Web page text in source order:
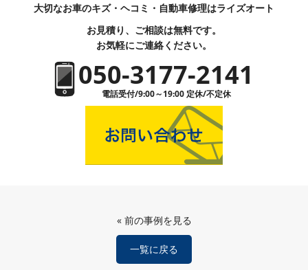
大切なお車のキズ・ヘコミ・自動車修理はライズオート
お見積り、ご相談は無料です。
お気軽にご連絡ください。
050-3177-2141
電話受付/9:00～19:00 定休/不定休
« 前の事例を見る
一覧に戻る